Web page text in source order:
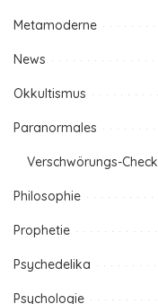
Metamoderne
News
Okkultismus
Paranormales
Verschwörungs-Check
Philosophie
Prophetie
Psychedelika
Psychologie